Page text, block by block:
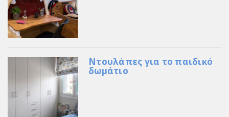
Ντουλάπες για το παιδικό
δωμάτιο